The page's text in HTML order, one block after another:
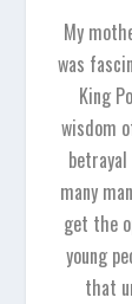
My
was
King
wisdom
many
get the
young
that